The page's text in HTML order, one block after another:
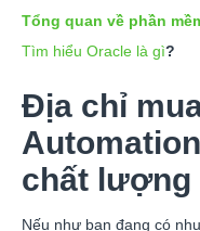
Tổng quan về phần
Tìm hiểu Oracle là gì?
Địa chỉ
chất lượng
Nếu như bạn đang có